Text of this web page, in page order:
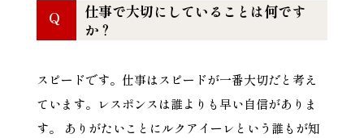
Q
仕事で大切にしていることは何です
か？
スピードです。仕事はスピードが一番大切だと考え
ています。レスポンスは誰よりも早い自信がありま
す。 ありがたいことにルクアイーレという誰もが知